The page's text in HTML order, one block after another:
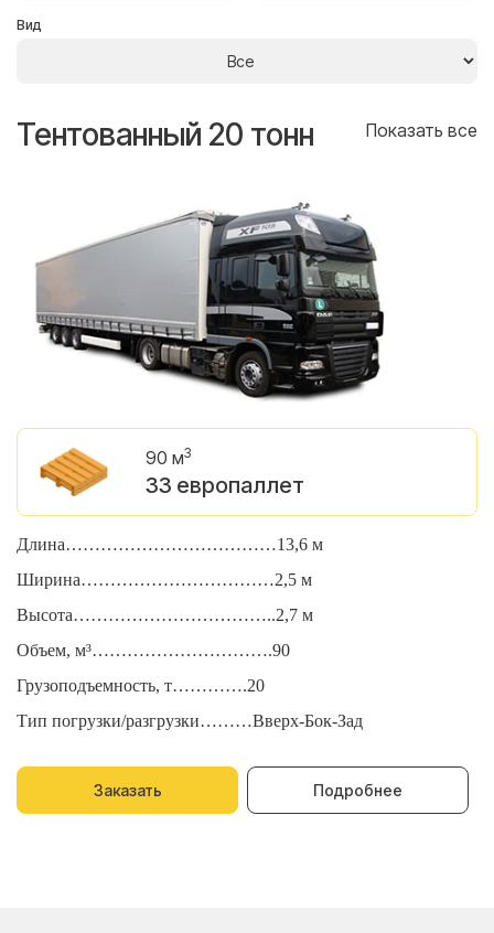
Вид
Тентованный 20 тонн Показать все
90 м3
33 европаллет
Длина………………………………13,6 м
Ширина……………………………2,5 м
Высота……………………………..2,7 м
Объем, м³………………………….90
Грузоподъемность, т………….20
Тип погрузки/разгрузки………Вверх-Бок-Зад
Заказать Подробнее